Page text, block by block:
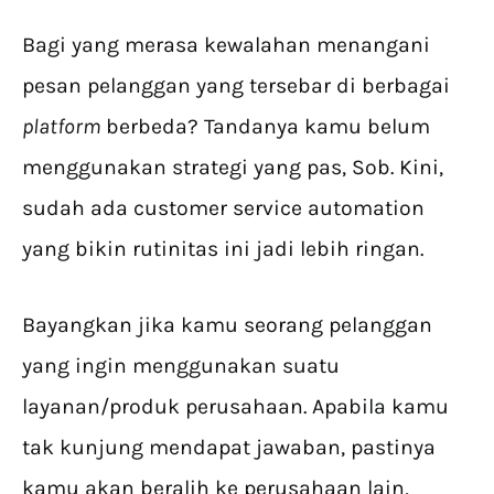
Bagi yang merasa kewalahan menangani
pesan pelanggan yang tersebar di berbagai
platform berbeda? Tandanya kamu belum
menggunakan strategi yang pas, Sob. Kini,
sudah ada customer service automation
yang bikin rutinitas ini jadi lebih ringan.
Bayangkan jika kamu seorang pelanggan
yang ingin menggunakan suatu
layanan/produk perusahaan. Apabila kamu
tak kunjung mendapat jawaban, pastinya
kamu akan beralih ke perusahaan lain,